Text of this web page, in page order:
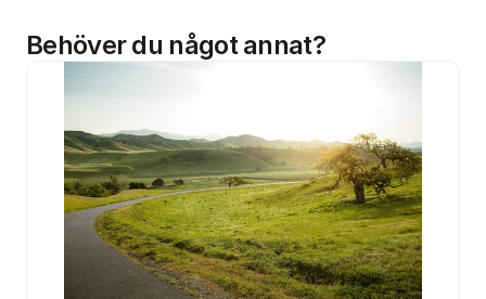
Behöver du något annat?